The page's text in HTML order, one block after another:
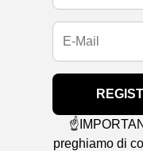
preghiamo di